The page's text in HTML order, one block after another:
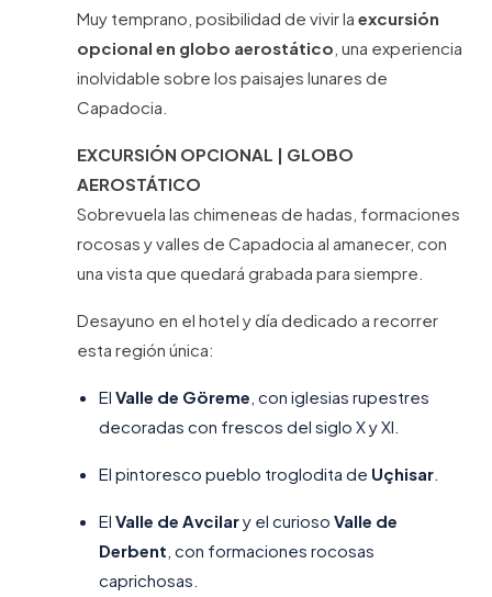
Muy temprano, posibilidad de vivir la excursión
opcional en globo aerostático , una experiencia
inolvidable sobre los paisajes lunares de
Capadocia.
EXCURSIÓN OPCIONAL | GLOBO
AEROSTÁTICO
Sobrevuela las chimeneas de hadas, formaciones
rocosas y valles de Capadocia al amanecer, con
una vista que quedará grabada para siempre.
Desayuno en el hotel y día dedicado a recorrer
esta región única:
El Valle de Göreme , con iglesias rupestres
decoradas con frescos del siglo X y XI.
El pintoresco pueblo troglodita de Uçhisar
El Valle de Avcilary el curioso Valle de
Derbent , con formaciones rocosas
caprichosas.